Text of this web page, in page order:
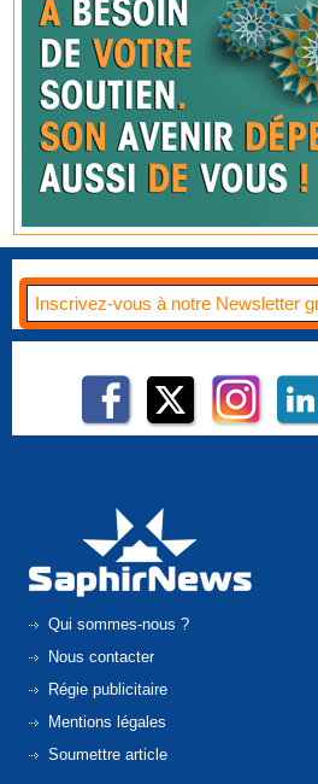
Qui sommes-nous ?
Nous contacter
Régie publicitaire
Mentions légales
Soumettre article